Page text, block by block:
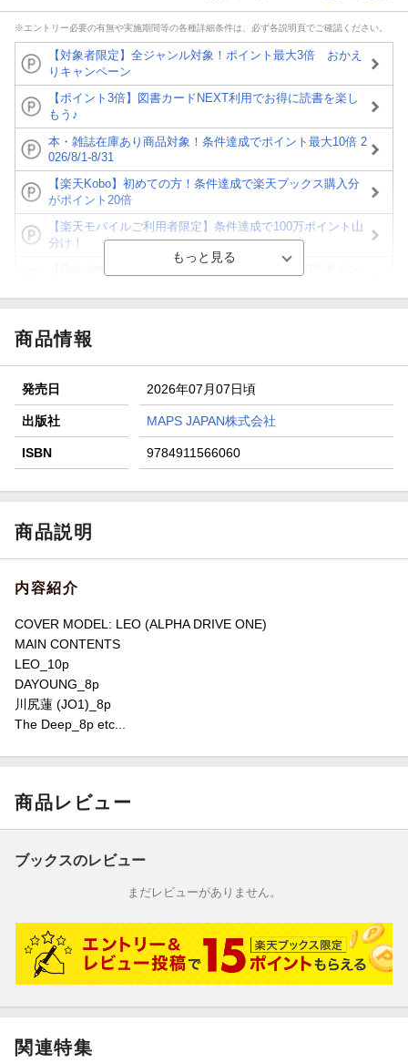
※エントリー必要の有無や実施期間等の各種詳細条件は、必ず各説明頁でご確認ください。
【対象者限定】全ジャンル対象！ポイント最大3倍 おかえ
りキャンペーン
【ポイント3倍】図書カードNEXT利用でお得に読書を楽し
もう♪
本・雑誌在庫あり商品対象！条件達成でポイント最大10倍 2
026/8/1-8/31
【楽天Kobo】初めての方！条件達成で楽天ブックス購入分
がポイント20倍
【楽天モバイルご利用者限定】条件達成で100万ポイント山
分け！
が当たる！
楽天モバイル紹介キャンペーンの拡散で300円OFFクーポン
進呈
条件達成で楽天限定・宝塚歌劇 宙組貸切公演ペアチケット
が当たる
商品情報
発売日 2026年07月07日頃
出版社 MAPS JAPAN株式会社
ISBN 9784911566060
商品説明
内容紹介
COVER MODEL: LEO (ALPHA DRIVE ONE)
MAIN CONTENTS
LEO_10p
DAYOUNG_8p
川尻蓮 (JO1)_8p
The Deep_8p etc...
商品レビュー
ブックスのレビュー
まだレビューがありません。
関連特集